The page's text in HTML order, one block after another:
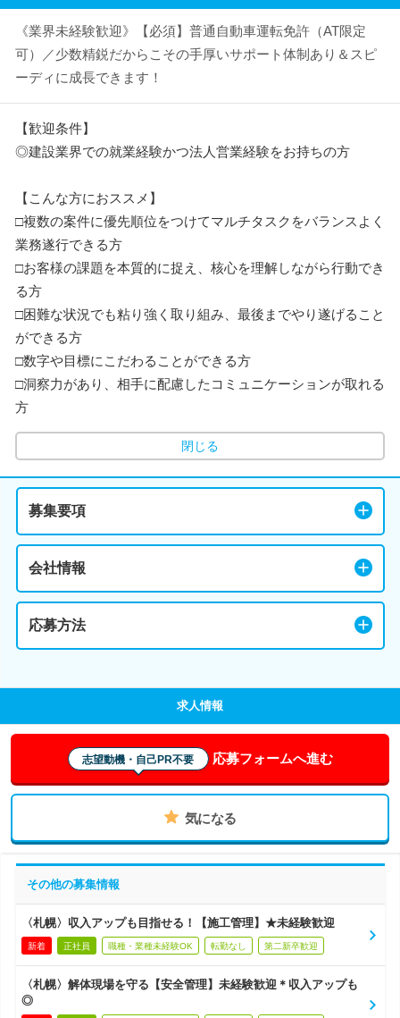
《業界未経験歓迎》【必須】普通自動車運転免許（AT限定
可）／少数精鋭だからこその手厚いサポート体制あり＆スピ
ーディに成長できます！
【歓迎条件】
◎建設業界での就業経験かつ法人営業経験をお持ちの方
【こんな方におススメ】
□複数の案件に優先順位をつけてマルチタスクをバランスよく
業務遂行できる方
□お客様の課題を本質的に捉え、核心を理解しながら行動でき
る方
□困難な状況でも粘り強く取り組み、最後までやり遂げること
ができる方
□数字や目標にこだわることができる方
□洞察力があり、相手に配慮したコミュニケーションが取れる
方
閉じる
募集要項
会社情報
応募方法
求人情報
志望動機・自己PR不要 応募フォームへ進む
気になる
その他の募集情報
〈札幌〉収入アップも目指せる！【施工管理】★未経験歓迎
新着 正社員 職種・業種未経験OK 転勤なし 第二新卒歓迎
〈札幌〉解体現場を守る【安全管理】未経験歓迎＊収入アップも
◎